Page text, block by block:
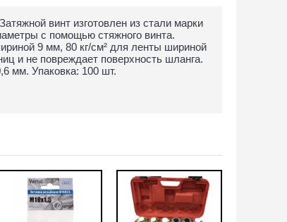
винт изготовлен из стали марки
с помощью стяжного винта.
9 мм, 80 кг/см² для ленты шириной
и не повреждает поверхность шланга.
мм. Упаковка: 100 шт.